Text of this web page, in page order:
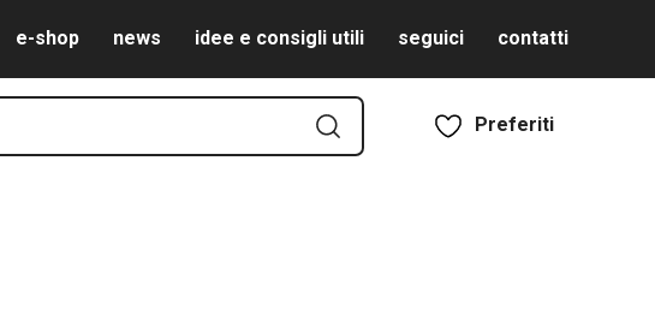
e-shop news idee e consigli utili seguici contatti
Preferiti